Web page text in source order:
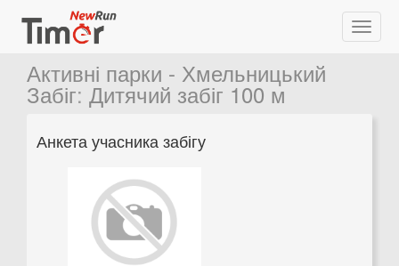
Активні парки - Хмельницький
Забіг: Дитячий забіг 100 м
Анкета учасника забігу